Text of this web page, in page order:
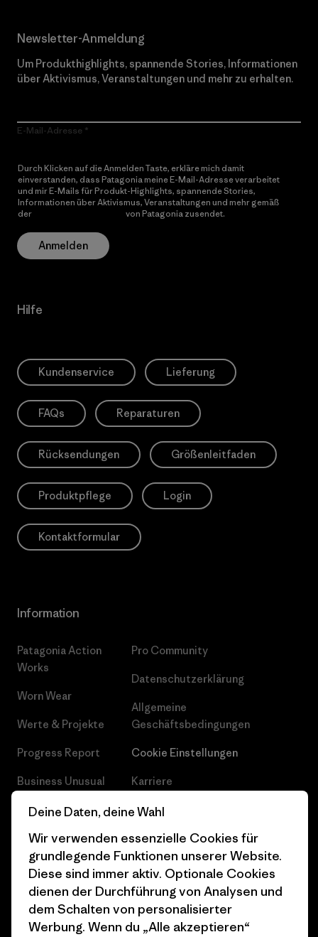
Newsletter-Anmeldung
Um Produkthighlights, spannende Stories, Informationen
über Aktivismus, Veranstaltungen und mehr zu erhalten.
E-Mail-Adresse
Durch Klicken auf die Anmelden Taste, erkläre mich damit
einverstanden, dass Patagonia meine E-Mail-Adresse verarbeitet
und mir E-Mails für Produkt-Highlights, spannende Stories,
Informationen über Aktivismus, Veranstaltungen und mehr gemäß
der
von Patagonia zusendet.
Anmelden
Hilfe
Kundenservice Lieferung
FAQs Reparaturen
Rücksendungen Größenleitfaden
Produktpflege Login
Kontaktformular
Information
Patagonia Action
Works
Worn Wear
Werte & Projekte
Progress Report
Business Unusual
Klimaziele
1% For The Planet
Wie wir finanzieren
Geschenkgutscheine
Stores in deiner Nähe
Pro Community
Datenschutzerklärung
Allgemeine
Geschäftsbedingungen
Cookie Einstellungen
Karriere
Pressekontakt
Industry program
Affiliate-Programm
Patagonia Schweiz
Seitenverzeichnis
Deine Daten, deine Wahl
Wir verwenden essenzielle Cookies für
grundlegende Funktionen unserer Website.
Diese sind immer aktiv. Optionale Cookies
dienen der Durchführung von Analysen und
dem Schalten von personalisierter
Werbung. Wenn du „Alle akzeptieren“